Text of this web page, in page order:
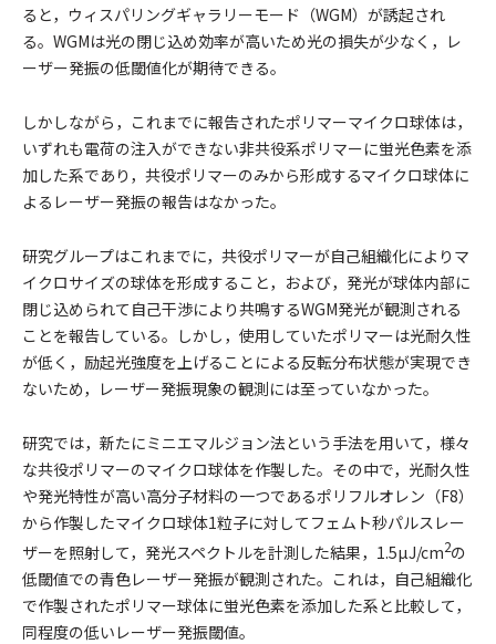
ると，ウィスパリングギャラリーモード（WGM）が誘起され
る。WGMは光の閉じ込め効率が高いため光の損失が少なく，レ
ーザー発振の低閾値化が期待できる。
しかしながら，これまでに報告されたポリマーマイクロ球体は，
いずれも電荷の注入ができない非共役系ポリマーに蛍光色素を添
加した系であり，共役ポリマーのみから形成するマイクロ球体に
よるレーザー発振の報告はなかった。
研究グループはこれまでに，共役ポリマーが自己組織化によりマ
イクロサイズの球体を形成すること，および，発光が球体内部に
閉じ込められて自己干渉により共鳴するWGM発光が観測される
ことを報告している。しかし，使用していたポリマーは光耐久性
が低く，励起光強度を上げることによる反転分布状態が実現でき
ないため，レーザー発振現象の観測には至っていなかった。
研究では，新たにミニエマルジョン法という手法を用いて，様々
な共役ポリマーのマイクロ球体を作製した。その中で，光耐久性
や発光特性が高い高分子材料の一つであるポリフルオレン（F8）
から作製したマイクロ球体1粒子に対してフェムト秒パルスレー
ザーを照射して，発光スペクトルを計測した結果，1.5µJ/cm2の
低閾値での青色レーザー発振が観測された。これは，自己組織化
で作製されたポリマー球体に蛍光色素を添加した系と比較して，
同程度の低いレーザー発振閾値。